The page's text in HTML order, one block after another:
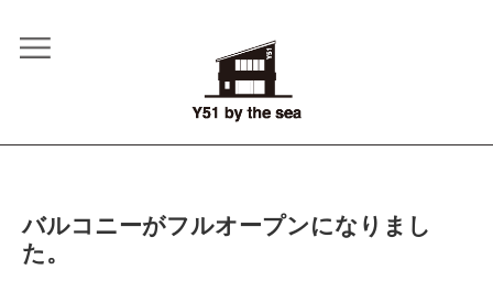
バルコニーがフルオープンになりまし
た。